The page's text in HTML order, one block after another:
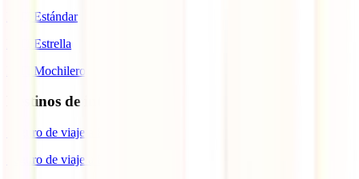
IATI Estándar
IATI Estrella
IATI Mochilero
Destinos de interés
Seguro de viaje a España
Seguro de viaje a Europa